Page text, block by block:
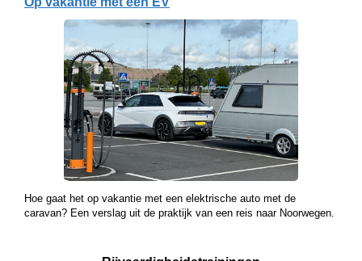
Hoe gaat het op vakantie met een elektrische auto met de
caravan? Een verslag uit de praktijk van een reis naar Noorwegen.